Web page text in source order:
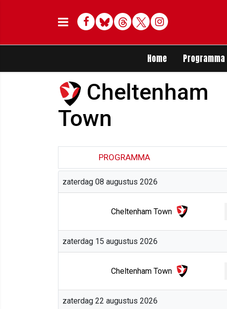
Facebook
BlueskyThreadsTwitterDelen op Whatsapp
Home Programma
Cheltenham
Town
PROGRAMMA
zaterdag 08 augustus 2026
Cheltenham Town
zaterdag 15 augustus 2026
Cheltenham Town
zaterdag 22 augustus 2026